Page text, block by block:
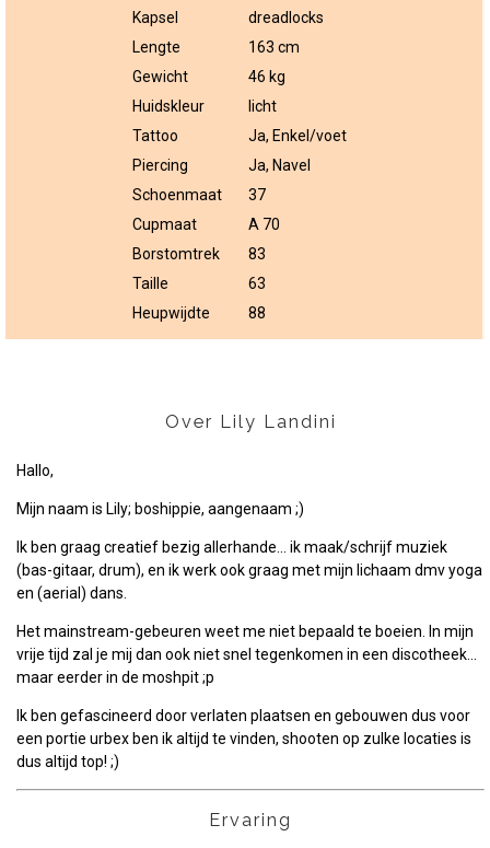
Kapsel
dreadlocks
Lengte
163 cm
Gewicht
46 kg
Huidskleur
licht
Tattoo
Ja, Enkel/voet
Piercing
Ja, Navel
Schoenmaat
37
Cupmaat
A 70
Borstomtrek
83
Taille
63
Heupwijdte
88
Over Lily Landini
Hallo,
Mijn naam is Lily; boshippie, aangenaam ;)
Ik ben graag creatief bezig allerhande... ik maak/schrijf muziek
(bas-gitaar, drum), en ik werk ook graag met mijn lichaam dmv yoga
en (aerial) dans.
Het mainstream-gebeuren weet me niet bepaald te boeien. In mijn
vrije tijd zal je mij dan ook niet snel tegenkomen in een discotheek...
maar eerder in de moshpit ;p
Ik ben gefascineerd door verlaten plaatsen en gebouwen dus voor
een portie urbex ben ik altijd te vinden, shooten op zulke locaties is
dus altijd top! ;)
Ervaring